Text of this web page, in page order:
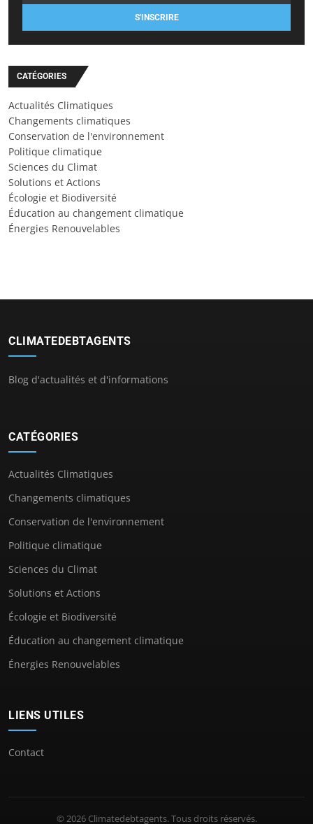
S'INSCRIRE
CATÉGORIES
Actualités Climatiques
Changements climatiques
Conservation de l'environnement
Politique climatique
Sciences du Climat
Solutions et Actions
Écologie et Biodiversité
Éducation au changement climatique
Énergies Renouvelables
CLIMATEDEBTAGENTS
Blog d'actualités et d'informations
CATÉGORIES
Actualités Climatiques
Changements climatiques
Conservation de l'environnement
Politique climatique
Sciences du Climat
Solutions et Actions
Écologie et Biodiversité
Éducation au changement climatique
Énergies Renouvelables
LIENS UTILES
Contact
© 2026 Climatedebtagents. Tous droits réservés.